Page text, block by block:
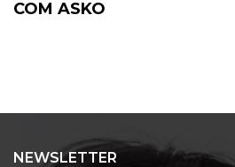
COM ASKO
NEWSLETTER